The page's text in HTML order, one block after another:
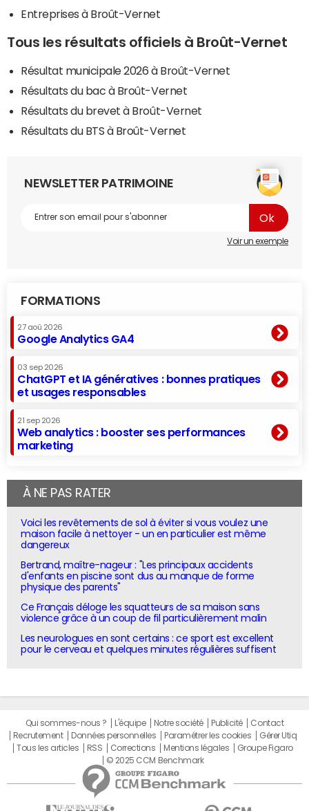
Entreprises à Broût-Vernet
Tous les résultats officiels à Broût-Vernet
Résultat municipale 2026 à Broût-Vernet
Résultats du bac à Broût-Vernet
Résultats du brevet à Broût-Vernet
Résultats du BTS à Broût-Vernet
NEWSLETTER PATRIMOINE
Voir un exemple
FORMATIONS
27 aoû 2026
Google Analytics GA4
03 sep 2026
ChatGPT et IA génératives : bonnes pratiques
et usages responsables
21 sep 2026
Web analytics : booster ses performances
marketing
À NE PAS RATER
Voici les revêtements de sol à éviter si vous voulez une
maison facile à nettoyer - un en particulier est même
dangereux
Bertrand, maître-nageur : "Les principaux accidents
d'enfants en piscine sont dus au manque de forme
physique des parents"
Ce Français déloge les squatteurs de sa maison sans
violence grâce à un coup de fil particulièrement malin
Les neurologues en sont certains : ce sport est excellent
pour le cerveau et quelques minutes régulières suffisent
Qui sommes-nous ? L'équipe Notre société Publicité
Contact
Recrutement
Données personnelles Paramétrer les cookies
Gérer Utiq
Tous les articles
RSS Corrections Mentions légales
Groupe Figaro
© 2025 CCM Benchmark